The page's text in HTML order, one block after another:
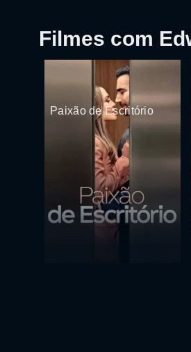
Filmes com
Paixão de Escritório